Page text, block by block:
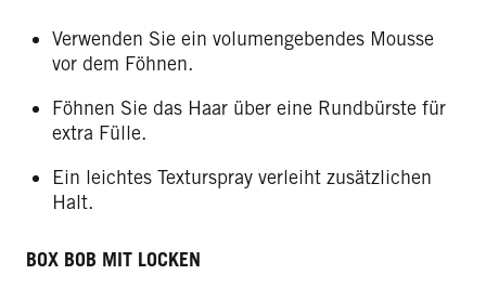
Verwenden Sie ein volumengebendes Mousse
vor dem Föhnen.
Föhnen Sie das Haar über eine Rundbürste für
extra Fülle.
Ein leichtes Texturspray verleiht zusätzlichen
Halt.
BOX BOB MIT LOCKEN